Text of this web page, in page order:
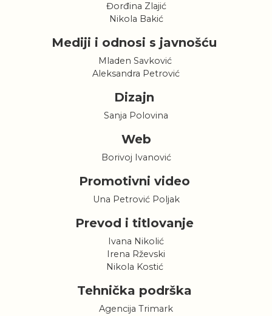
Đorđina Zlajić
Nikola Bakić
Mediji i odnosi s javnošću
Mladen Savković
Aleksandra Petrović
Dizajn
Sanja Polovina
Web
Borivoj Ivanović
Promotivni video
Una Petrović Poljak
Prevod i titlovanje
Ivana Nikolić
Irena Rževski
Nikola Kostić
Tehnička podrška
Agencija Trimark